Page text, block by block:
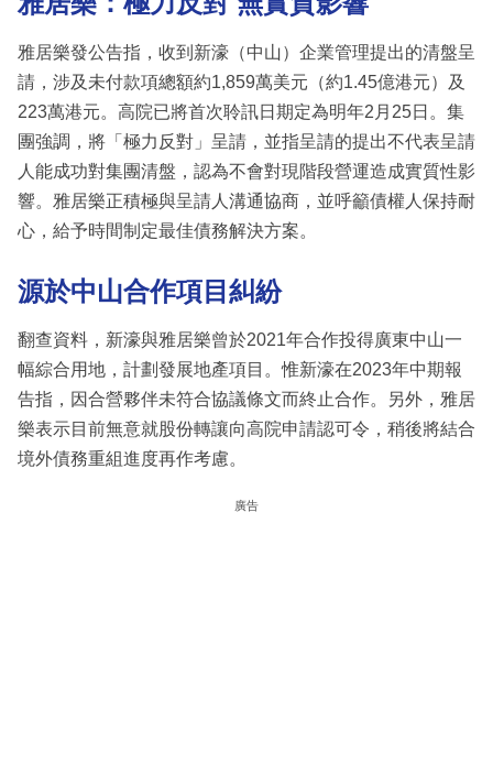
雅居樂發公告指，收到新濠（中山）企業管理提出的清盤呈
請，涉及未付款項總額約1,859萬美元（約1.45億港元）及
223萬港元。高院已將首次聆訊日期定為明年2月25日。集
團強調，將「極力反對」呈請，並指呈請的提出不代表呈請
人能成功對集團清盤，認為不會對現階段營運造成實質性影
響。雅居樂正積極與呈請人溝通協商，並呼籲債權人保持耐
心，給予時間制定最佳債務解決方案。
源於中山合作項目糾紛
翻查資料，新濠與雅居樂曾於2021年合作投得廣東中山一
幅綜合用地，計劃發展地產項目。惟新濠在2023年中期報
告指，因合營夥伴未符合協議條文而終止合作。另外，雅居
樂表示目前無意就股份轉讓向高院申請認可令，稍後將結合
境外債務重組進度再作考慮。
廣告